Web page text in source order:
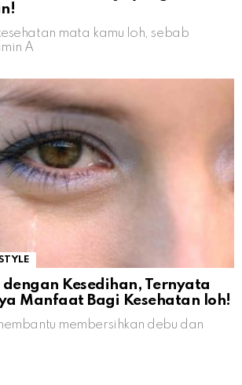
mata kamu loh, sebab
A
Kesedihan, Ternyata
Manfaat Bagi Kesehatan loh!
membersihkan debu dan